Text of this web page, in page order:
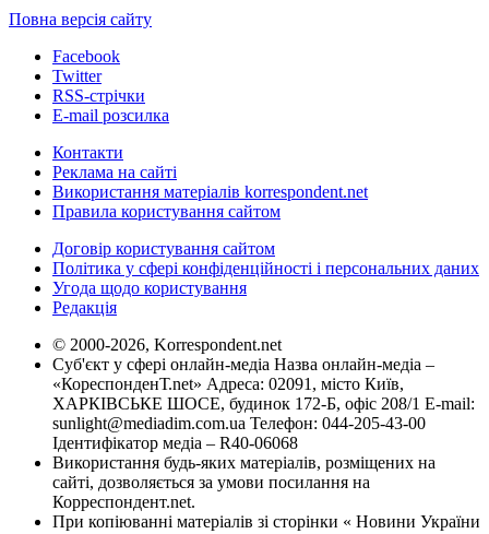
Повна версія сайту
Facebook
Twitter
RSS-стрічки
E-mail розсилка
Контакти
Реклама на сайті
Використання матеріалів korrespondent.net
Правила користування сайтом
Договір користування сайтом
Політика у сфері конфіденційності і персональних даних
Угода щодо користування
Редакція
© 2000-2026, Korrespondent.net
Суб'єкт у сфері онлайн-медіа Назва онлайн-медіа –
«КореспонденТ.net» Адреса: 02091, місто Київ,
ХАРКІВСЬКЕ ШОСЕ, будинок 172-Б, офіс 208/1 E-mail:
sunlight@mediadim.com.ua Телефон: 044-205-43-00
Ідентифікатор медіа – R40-06068
Використання будь-яких матеріалів, розміщених на
сайті, дозволяється за умови посилання на
Корреспондент.net.
При копіюванні матеріалів зі сторінки « Новини України